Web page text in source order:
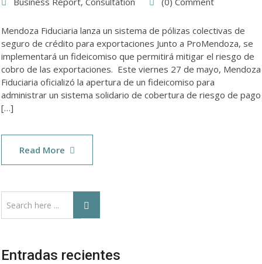
Mendoza Fiduciaria lanza un sistema de pólizas colectivas de
seguro de crédito para exportaciones Junto a ProMendoza, se
implementará un fideicomiso que permitirá mitigar el riesgo de
cobro de las exportaciones. Este viernes 27 de mayo, Mendoza
Fiduciaria oficializó la apertura de un fideicomiso para
administrar un sistema solidario de cobertura de riesgo de pago
[…]
Read More
Entradas recientes